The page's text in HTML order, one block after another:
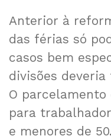
Anterior à
das férias só
casos bem
divisões deveria
O parcelamento
para
e menores de 50.